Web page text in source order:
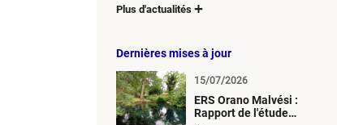
Plus d'actualités
Dernières mises à jour
ERS Orano Malvési :
Rapport de l'étude
15/07/2026